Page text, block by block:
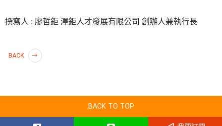
撰寫人 : 廖哲鉅 澤鉅人才發展有限公司 創辦人兼執行長
BACK
BACK TO TOP